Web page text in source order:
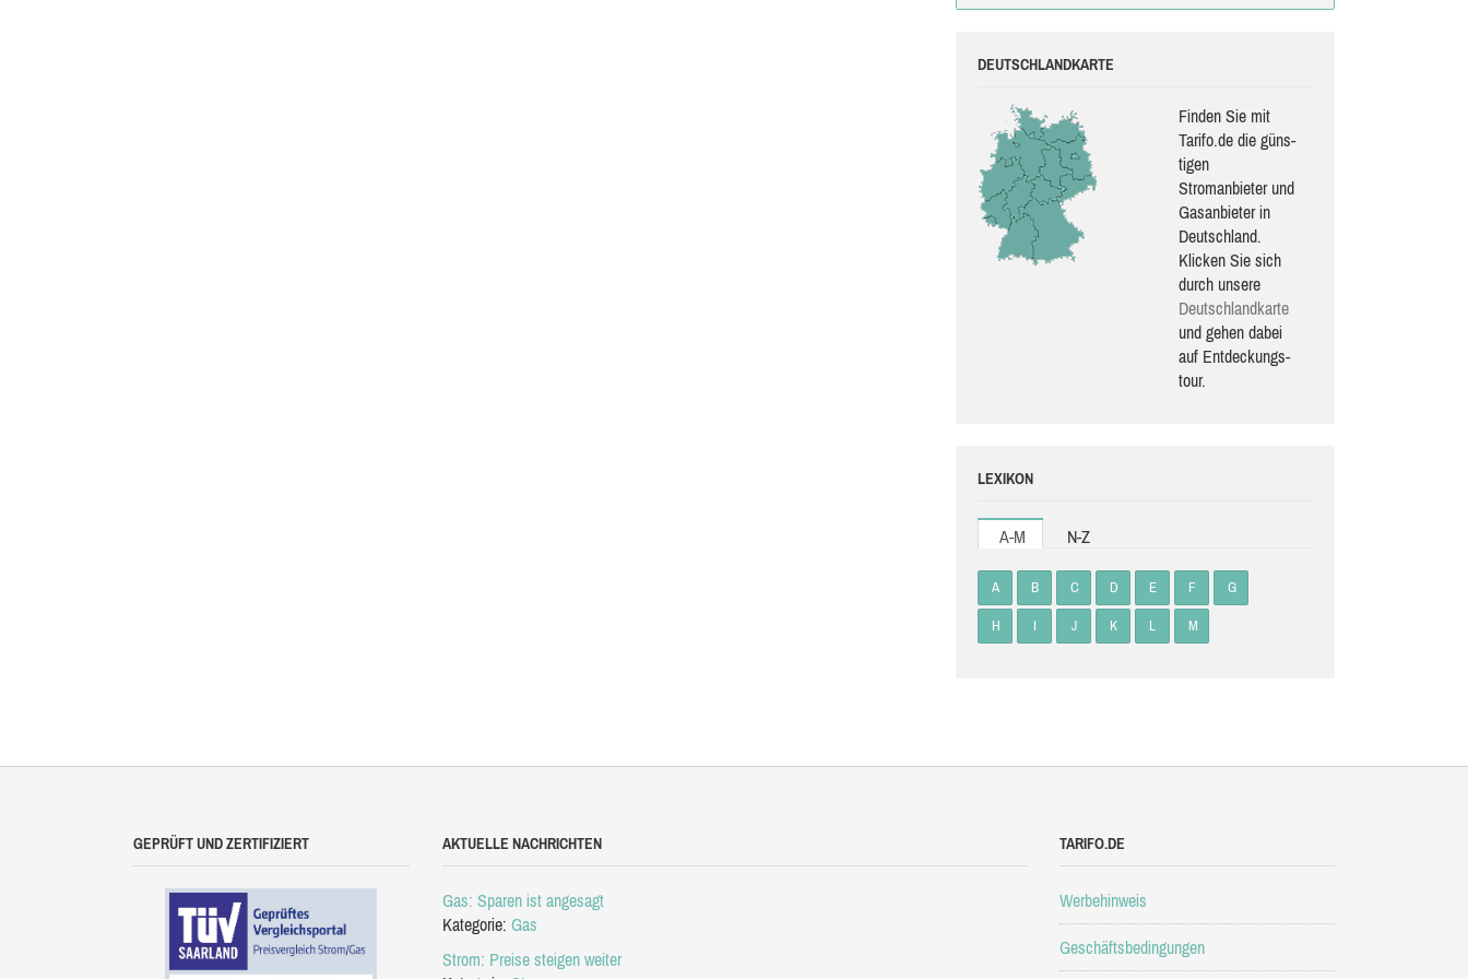
DEUTSCHLANDKARTE
Finden Sie mit
Tarifo.de die güns­
ti­gen
Stromanbieter und
Gasanbieter in
Deutschland.
Klicken Sie sich
durch unsere
Deutsch­land­karte
und gehen dabei
auf Ent­de­ckungs­
tour.
LEXIKON
A-M N-Z
A B C D E F G
H I J K L M
GEPRÜFT UND ZERTIFIZIERT AKTUELLE NACHRICHTEN
Gas: Sparen ist angesagt
Kategorie: Gas
Strom: Preise steigen weiter
TARIFO.DE
Werbehinweis
Geschäftsbedingungen